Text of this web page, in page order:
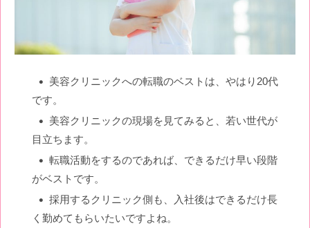
美容クリニックへの転職のベストは、やはり20代
です。
美容クリニックの現場を見てみると、若い世代が
目立ちます。
転職活動をするのであれば、できるだけ早い段階
がベストです。
採用するクリニック側も、入社後はできるだけ長
く勤めてもらいたいですよね。